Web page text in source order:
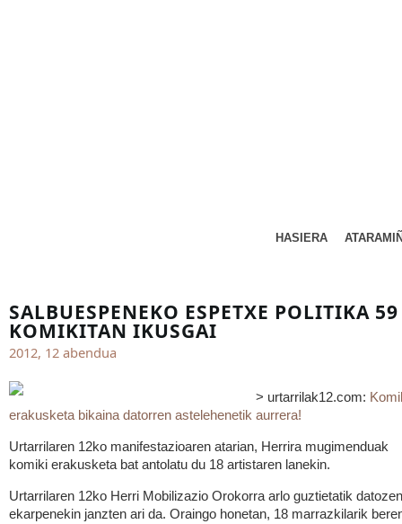
HASIERA
SALBUESPENEKO ESPETXE POLITIKA 59
KOMIKITAN IKUSGAI
2012, 12 abendua
> urtarrilak12.com:
erakusketa bikaina datorren astelehenetik aurrera!
Urtarrilaren 12ko manifestazioaren atarian, Herrira mugimenduak
komiki erakusketa bat antolatu du 18 artistaren lanekin.
Urtarrilaren 12ko Herri Mobilizazio Orokorra arlo guztietatik datozen
ekarpenekin janzten ari da. Oraingo honetan, 18 marrazkilarik